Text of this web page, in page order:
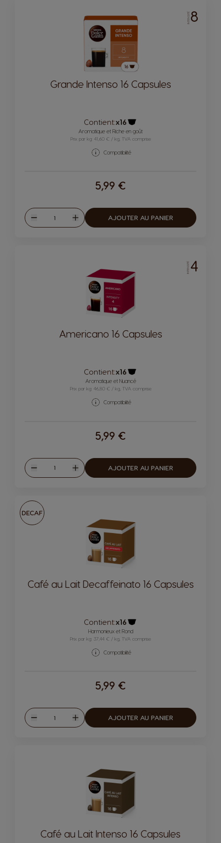
INTENSITÉ8
Grande Intenso 16 Capsules
Contient:x16
Icône capsules
Aromatique et Riche en goût
Prix par kg: 41,60 € / kg, TVA comprise
Compatibilité
5,99 €
Diminuer
Quantité
Augmenter
AJOUTER AU PANIER
INTENSITÉ4
Americano 16 Capsules
Contient:x16
Icône capsules
Aromatique et Nuancé
Prix par kg: 46,80 € / kg, TVA comprise
Compatibilité
5,99 €
Diminuer
Quantité
Augmenter
AJOUTER AU PANIER
DECAF
Café au Lait Decaffeinato 16 Capsules
Contient:x16
Icône capsules
Harmonieux et Rond
Prix par kg: 37,44 € / kg, TVA comprise
Compatibilité
5,99 €
Diminuer
Quantité
Augmenter
AJOUTER AU PANIER
Café au Lait Intenso 16 Capsules